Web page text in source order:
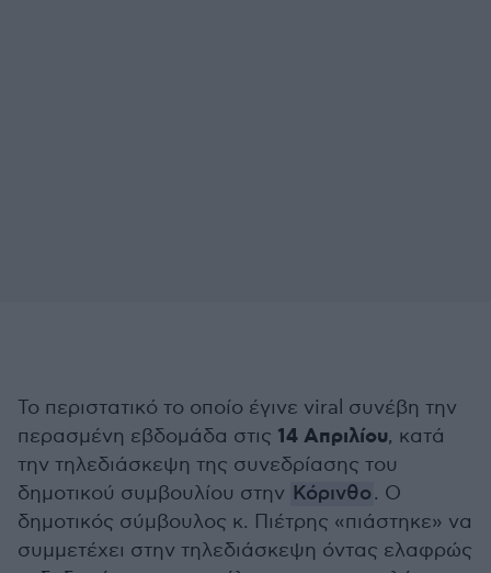
Το περιστατικό το οποίο έγινε viral συνέβη την
περασμένη εβδομάδα στις 14 Απριλίου, κατά
την τηλεδιάσκεψη της συνεδρίασης του
δημοτικού συμβουλίου στην Κόρινθο. Ο
δημοτικός σύμβουλος κ. Πιέτρης «πιάστηκε» να
συμμετέχει στην τηλεδιάσκεψη όντας ελαφρώς